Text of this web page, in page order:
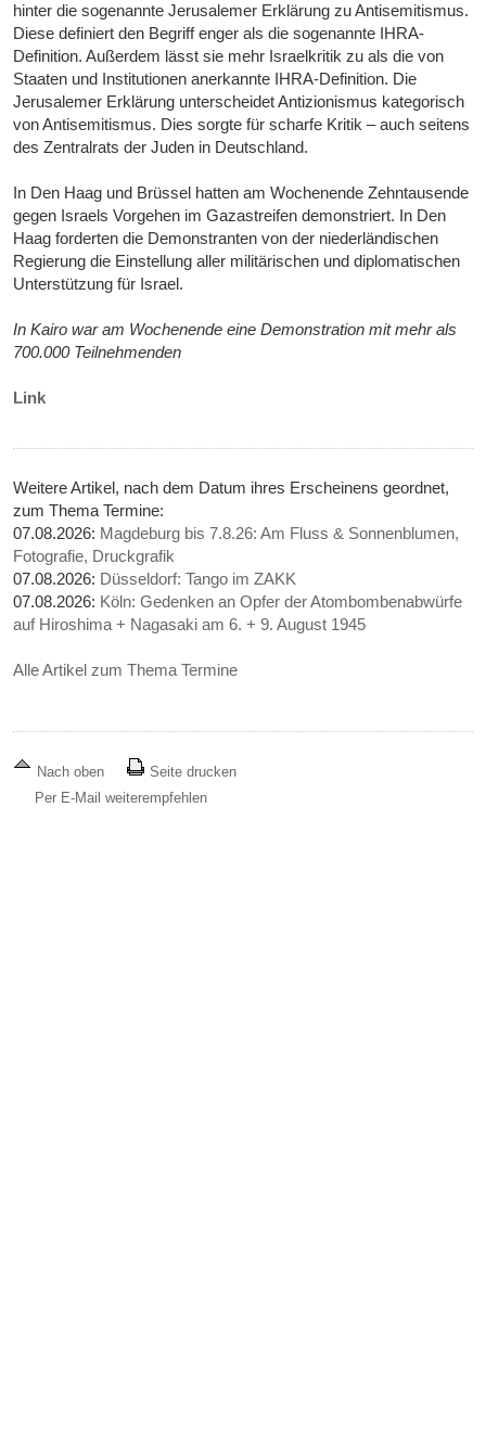
hinter die sogenannte Jerusalemer Erklärung zu Antisemitismus.
Diese definiert den Begriff enger als die sogenannte IHRA-
Definition. Außerdem lässt sie mehr Israelkritik zu als die von
Staaten und Institutionen anerkannte IHRA-Definition. Die
Jerusalemer Erklärung unterscheidet Antizionismus kategorisch
von Antisemitismus. Dies sorgte für scharfe Kritik – auch seitens
des Zentralrats der Juden in Deutschland.
In Den Haag und Brüssel hatten am Wochenende Zehntausende
gegen Israels Vorgehen im Gazastreifen demonstriert. In Den
Haag forderten die Demonstranten von der niederländischen
Regierung die Einstellung aller militärischen und diplomatischen
Unterstützung für Israel.
In Kairo war am Wochenende eine Demonstration mit mehr als
700.000 Teilnehmenden
Link
Weitere Artikel, nach dem Datum ihres Erscheinens geordnet,
zum Thema Termine:
07.08.2026: Magdeburg bis 7.8.26: Am Fluss & Sonnenblumen,
Fotografie, Druckgrafik
07.08.2026: Düsseldorf: Tango im ZAKK
07.08.2026: Köln: Gedenken an Opfer der Atombombenabwürfe
auf Hiroshima + Nagasaki am 6. + 9. August 1945
Alle Artikel zum Thema Termine
Nach oben
Seite drucken
Per E-Mail weiterempfehlen